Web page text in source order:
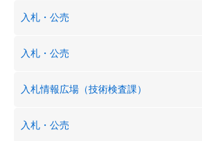
入札・公売
入札・公売
入札情報広場（技術検査課）
入札・公売